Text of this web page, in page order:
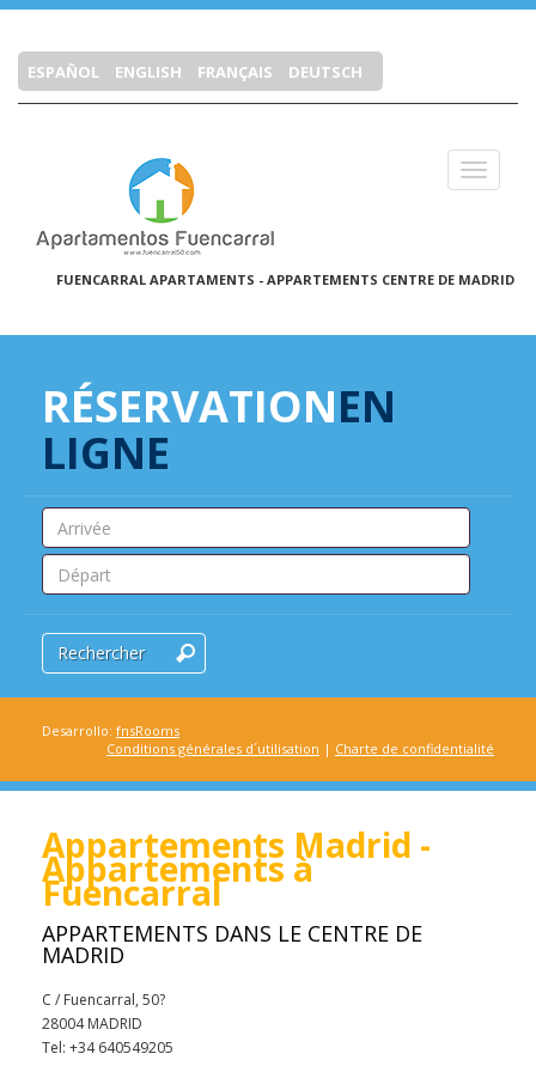
ESPAÑOL ENGLISH FRANÇAIS DEUTSCH
Cerrar
FUENCARRAL APARTAMENTS - APPARTEMENTS CENTRE DE MADRID
RÉSERVATIONEN
LIGNE
Rechercher
Desarrollo: fnsRooms
Conditions générales d´utilisation | Charte de confidentialité
Appartements Madrid -
Appartements à
Fuencarral
APPARTEMENTS DANS LE CENTRE DE
MADRID
C / Fuencarral, 50?
28004 MADRID
Tel: +34 640549205